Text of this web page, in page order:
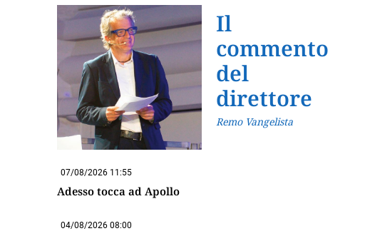
Il
commento
del
direttore
Remo Vangelista
07/08/2026 11:55
Adesso tocca ad Apollo
04/08/2026 08:00